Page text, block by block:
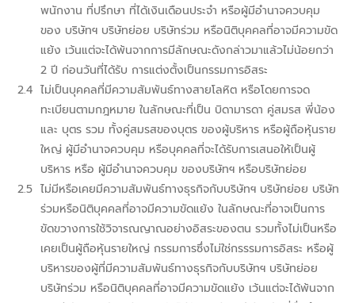
พนักงาน ที่ปรึกษา ที่ได้เงินเดือนประจำ หรือผู้มีอำนาจควบคุม
ของ บริษัทฯ บริษัทย่อย บริษัทร่วม หรือนิติบุคคลที่อาจมีความขัด
แย้ง เว้นแต่จะได้พ้นจากการมีลักษณะดังกล่าวมาแล้วไม่น้อยกว่า
2 ปี ก่อนวันที่ได้รับ การแต่งตั้งเป็นกรรมการอิสระ
ไม่เป็นบุคคลที่มีความสัมพันธ์ทางสายโลหิต หรือโดยการจด
ทะเบียนตามกฎหมาย ในลักษณะที่เป็น บิดามารดา คู่สมรส พี่น้อง
และ บุตร รวม ทั้งคู่สมรสของบุตร ของผู้บริหาร หรือผู้ถือหุ้นราย
ใหญ่ ผู้มีอำนาจควบคุม หรือบุคคลที่จะได้รับการเสนอให้เป็นผู้
บริหาร หรือ ผู้มีอำนาจควบคุม ของบริษัทฯ หรือบริษัทย่อย
ไม่มีหรือเคยมีความสัมพันธ์ทางธุรกิจกับบริษัทฯ บริษัทย่อย บริษัท
ร่วมหรือนิติบุคคลที่อาจมีความขัดแย้ง ในลักษณะที่อาจเป็นการ
ขัดขวางการใช้วิจารณญาณอย่างอิสระของตน รวมทั้งไม่เป็นหรือ
เคยเป็นผู้ถือหุ้นรายใหญ่ กรรมการซึ่งไม่ใช่กรรรมการอิสระ หรือผู้
บริหารของผู้ที่มีความสัมพันธ์ทางธุรกิจกับบริษัทฯ บริษัทย่อย
บริษัทร่วม หรือนิติบุคคลที่อาจมีความขัดแย้ง เว้นแต่จะได้พ้นจาก